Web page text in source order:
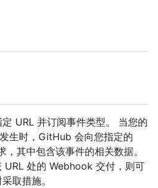
URL 并订阅事件类型。 当您的
生时，GitHub 会向您指定的
其中包含该事件的相关数据。
URL 处的 Webhook 交付，则可
取措施。